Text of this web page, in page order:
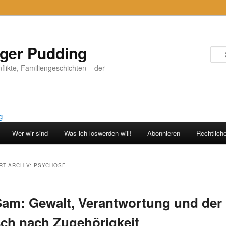
Pudding
Familiengeschichten – der
Wer wir sind Was ich loswerden will! Abonnieren
ARCHIV: PSYCHOSE
Gewalt, Verantwortung und der